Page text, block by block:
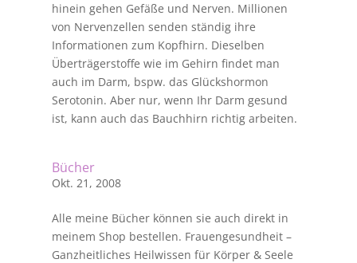
hinein gehen Gefäße und Nerven. Millionen
von Nervenzellen senden ständig ihre
Informationen zum Kopfhirn. Dieselben
Überträgerstoffe wie im Gehirn findet man
auch im Darm, bspw. das Glückshormon
Serotonin. Aber nur, wenn Ihr Darm gesund
ist, kann auch das Bauchhirn richtig arbeiten.
Bücher
Okt. 21, 2008
Alle meine Bücher können sie auch direkt in
meinem Shop bestellen. Frauengesundheit –
Ganzheitliches Heilwissen für Körper & Seele